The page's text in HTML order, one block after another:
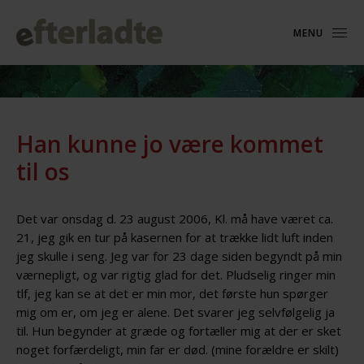
MENU
Han kunne jo være kommet
til os
Det var onsdag d. 23 august 2006, Kl. må have været ca.
21, jeg gik en tur på kasernen for at trække lidt luft inden
jeg skulle i seng. Jeg var for 23 dage siden begyndt på min
værnepligt, og var rigtig glad for det. Pludselig ringer min
tlf, jeg kan se at det er min mor, det første hun spørger
mig om er, om jeg er alene. Det svarer jeg selvfølgelig ja
til. Hun begynder at græde og fortæller mig at der er sket
noget forfærdeligt, min far er død. (mine forældre er skilt)